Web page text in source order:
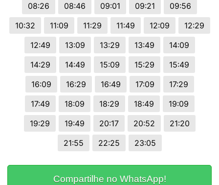
08:26
08:46 09:01 09:21
09:56
10:32
11:09 11:29 11:49 12:09
12:29
12:49
13:09 13:29 13:49
14:09
14:29
14:49 15:09 15:29
15:49
16:09
16:29 16:49 17:09
17:29
17:49
18:09 18:29 18:49
19:09
19:29
19:49 20:17 20:52
21:20
21:55
22:25 23:05
Compartilhe no WhatsApp!